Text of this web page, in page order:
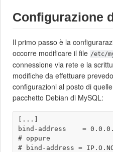
Configurazione
Il primo passo è la
occorre modificare il file /etc/
connessione via rete e la
modifiche da effettuare
configurazioni al posto di
pacchetto Debian di MySQL:
[...]
bind-address    =
# oppure
# bind-address =